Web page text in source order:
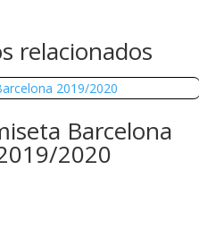
relacionados
Barcelona
2020